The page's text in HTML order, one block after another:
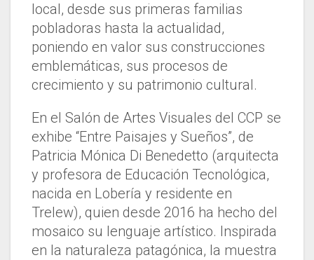
local, desde sus primeras familias
pobladoras hasta la actualidad,
poniendo en valor sus construcciones
emblemáticas, sus procesos de
crecimiento y su patrimonio cultural.
En el Salón de Artes Visuales del CCP se
exhibe “Entre Paisajes y Sueños”, de
Patricia Mónica Di Benedetto (arquitecta
y profesora de Educación Tecnológica,
nacida en Lobería y residente en
Trelew), quien desde 2016 ha hecho del
mosaico su lenguaje artístico. Inspirada
en la naturaleza patagónica, la muestra